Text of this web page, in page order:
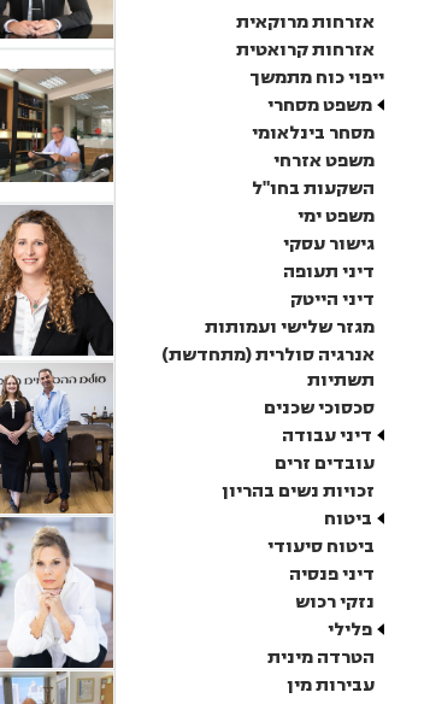
אזרחות מרוקאית
אזרחות קרואטית
ייפוי כוח מתמשך
משפט מסחרי
מסחר בינלאומי
משפט אזרחי
השקעות בחו"ל
משפט ימי
גישור עסקי
דיני תעופה
דיני הייטק
מגזר שלישי ועמותות
אנרגיה סולרית (מתחדשת)
תשתיות
סכסוכי שכנים
דיני עבודה
עובדים זרים
זכויות נשים בהריון
ביטוח
ביטוח סיעודי
דיני פנסיה
נזקי רכוש
פלילי
הטרדה מינית
עבירות מין